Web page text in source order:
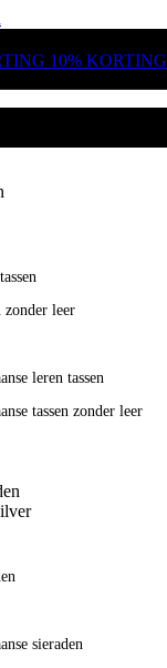
10% KORTING
zonder leer
leren tassen
tassen zonder leer
sieraden